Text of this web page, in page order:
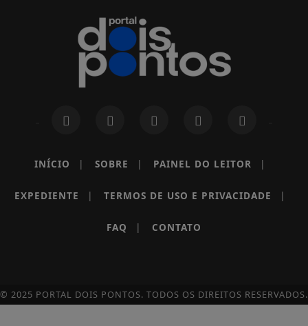
INÍCIO | SOBRE | PAINEL DO LEITOR |
EXPEDIENTE | TERMOS DE USO E PRIVACIDADE |
FAQ | CONTATO
© 2025 PORTAL DOIS PONTOS. TODOS OS DIREITOS RESERVADOS.